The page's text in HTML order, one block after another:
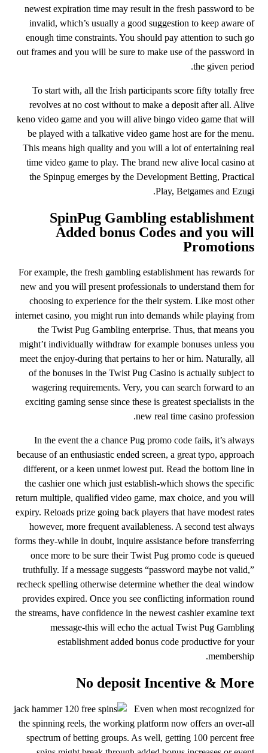
newest expiration time may result in the fresh password to be
invalid, which’s usually a good suggestion to keep aware of
enough time constraints. You should pay attention to such go
out frames and you will be sure to make use of the password in
the given period.
To start with, all the Irish participants score fifty totally free
revolves at no cost without to make a deposit after all. Alive
keno video game and you will alive bingo video game that will
be played with a talkative video game host are for the menu.
This means high quality and you will a lot of entertaining real
time video game to play. The brand new alive local casino at
the Spinpug emerges by the Development Betting, Practical
Play, Betgames and Ezugi.
SpinPug Gambling establishment
Added bonus Codes and you will
Promotions
For example, the fresh gambling establishment has rewards for
new and you will present professionals to understand them for
choosing to experience for the their system. Like most other
internet casino, you might run into demands while playing from
the Twist Pug Gambling enterprise. Thus, that means you
might’t individually withdraw for example bonuses unless you
meet the enjoy-during that pertains to her or him. Naturally, all
of the bonuses in the Twist Pug Casino is actually subject to
wagering requirements. Very, you can search forward to an
exciting gaming sense since these is greatest specialists in the
new real time casino profession.
In the event the a chance Pug promo code fails, it’s always
because of an enthusiastic ended screen, a great typo, approach
different, or a keen unmet lowest put. Read the bottom line in
the cashier one which just establish-which shows the specific
return multiple, qualified video game, max choice, and you will
expiry. Reloads prize going back players that have modest rates
however, more frequent availableness. A second test always
forms they-while in doubt, inquire assistance before transferring
once more to be sure their Twist Pug promo code is queued
truthfully. If a message suggests “password maybe not valid,”
recheck spelling otherwise determine whether the deal window
provides expired. Once you see conflicting information round
the streams, have confidence in the newest cashier examine text
message-this will echo the actual Twist Pug Gambling
establishment added bonus code productive for your
membership.
No deposit Incentive & More
Even when most recognized for
the spinning reels, the working platform now offers an over-all
spectrum of betting groups. As well, getting 100 percent free